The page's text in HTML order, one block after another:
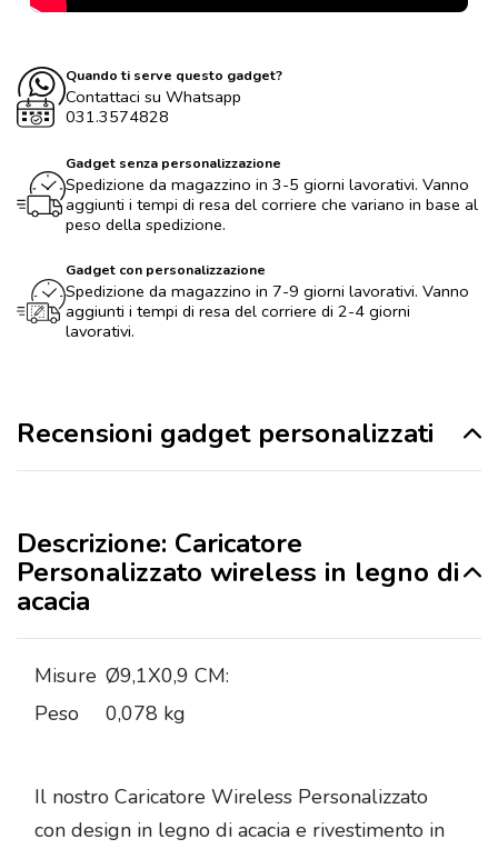
Quando ti serve questo gadget?
Contattaci su Whatsapp
031.3574828
Gadget senza personalizzazione
Spedizione da magazzino in 3-5 giorni lavorativi. Vanno
aggiunti i tempi di resa del corriere che variano in base al
peso della spedizione.
Gadget con personalizzazione
Spedizione da magazzino in 7-9 giorni lavorativi. Vanno
aggiunti i tempi di resa del corriere di 2-4 giorni
lavorativi.
Recensioni gadget personalizzati
Descrizione: Caricatore
Personalizzato wireless in legno di
acacia
Misure Ø9,1X0,9 CM:
Peso
0,078 kg
Il nostro Caricatore Wireless Personalizzato
con design in legno di acacia e rivestimento in